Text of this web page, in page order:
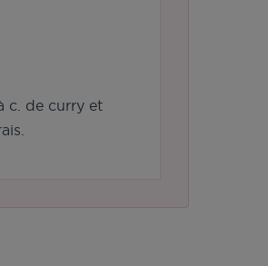
c. de curry et